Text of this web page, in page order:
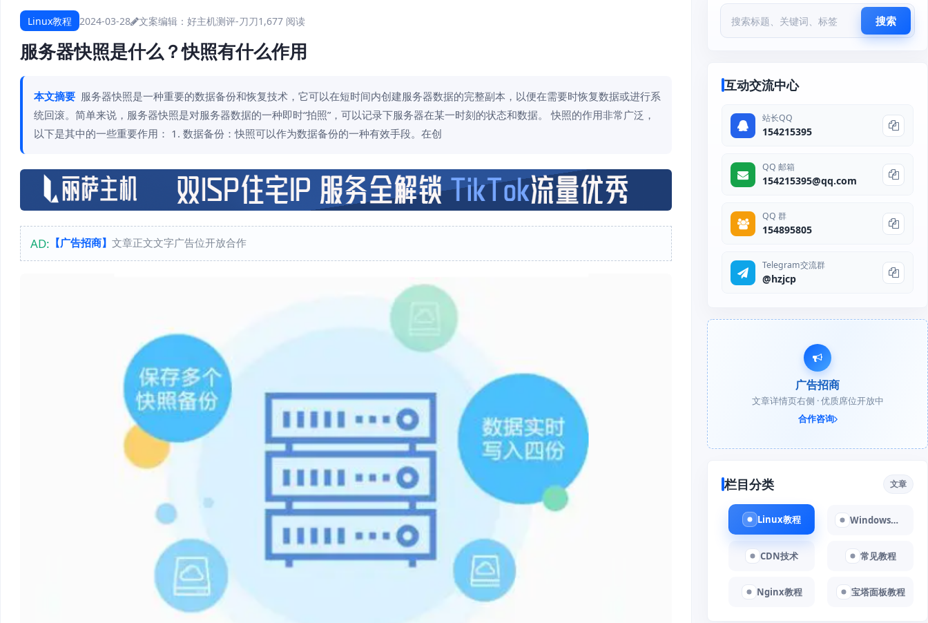
Linux教程 2024-03-28 文案编辑：好主机测评-刀刀1,677 阅读
服务器快照是什么？快照有什么作用
本文摘要 服务器快照是一种重要的数据备份和恢复技术，它可以在短时间内创建服务器数据的完整副本，以便在需要时恢复数据或进行系
统回滚。简单来说，服务器快照是对服务器数据的一种即时“拍照”，可以记录下服务器在某一时刻的状态和数据。 快照的作用非常广泛，
以下是其中的一些重要作用： 1. 数据备份：快照可以作为数据备份的一种有效手段。在创
AD: 【广告招商】 文章正文文字广告位开放合作
搜索
互动交流中心
站长QQ
154215395
QQ 邮箱
154215395@qq.com
QQ 群
154895805
Telegram交流群
@hzjcp
广告招商
文章详情页右侧 · 优质席位开放中
合作咨询
栏目分类 文章
Linux教程 Windows教程
CDN技术 常见教程
Nginx教程 宝塔面板教程